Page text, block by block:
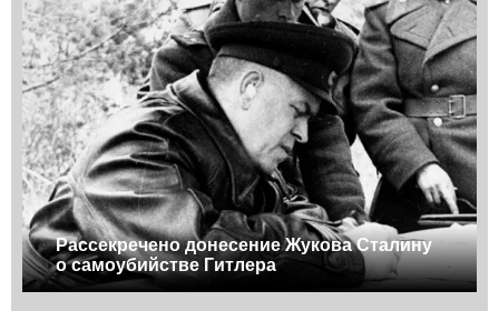
Рассекречено донесение Жукова Сталину
о самоубийстве Гитлера